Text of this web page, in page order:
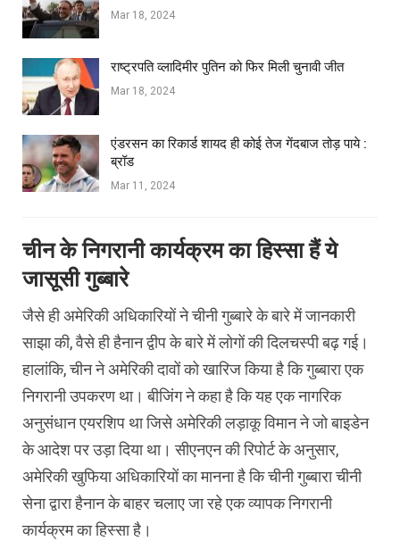
Mar 18, 2024
राष्ट्रपति व्लादिमीर पुतिन को फिर मिली चुनावी जीत
Mar 18, 2024
एंडरसन का रिकार्ड शायद ही कोई तेज गेंदबाज तोड़ पाये :
ब्रॉड
Mar 11, 2024
चीन के निगरानी कार्यक्रम का हिस्सा हैं ये
जासूसी गुब्बारे
जैसे ही अमेरिकी अधिकारियों ने चीनी गुब्बारे के बारे में जानकारी
साझा की, वैसे ही हैनान द्वीप के बारे में लोगों की दिलचस्पी बढ़ गई।
हालांकि, चीन ने अमेरिकी दावों को खारिज किया है कि गुब्बारा एक
निगरानी उपकरण था। बीजिंग ने कहा है कि यह एक नागरिक
अनुसंधान एयरशिप था जिसे अमेरिकी लड़ाकू विमान ने जो बाइडेन
के आदेश पर उड़ा दिया था। सीएनएन की रिपोर्ट के अनुसार,
अमेरिकी खुफिया अधिकारियों का मानना है कि चीनी गुब्बारा चीनी
सेना द्वारा हैनान के बाहर चलाए जा रहे एक व्यापक निगरानी
कार्यक्रम का हिस्सा है।